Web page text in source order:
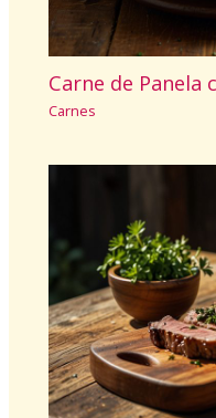
Carne de Panela
Carnes